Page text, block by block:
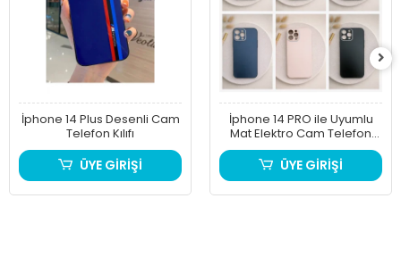
İphone 14 Plus Desenli Cam
Telefon Kılıfı
ÜYE GİRİŞİ
İphone 14 PRO ile Uyumlu
Mat Elektro Cam Telefon
Kılıfı
ÜYE GİRİŞİ